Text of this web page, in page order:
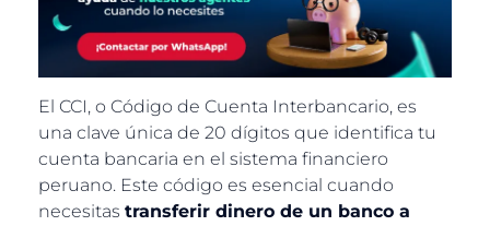
El CCI, o Código de Cuenta Interbancario, es
una clave única de 20 dígitos que identifica tu
cuenta bancaria en el sistema financiero
peruano. Este código es esencial cuando
necesitas transferir dinero de un banco a